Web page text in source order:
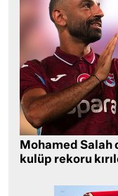
Mohamed Salah
kulüp rekoru